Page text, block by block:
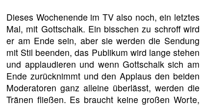
Dieses Wochenende im TV also noch, ein letztes
Mal, mit Gottschalk. Ein bisschen zu schroff wird
er am Ende sein, aber sie werden die Sendung
mit Stil beenden, das Publikum wird lange stehen
und applaudieren und wenn Gottschalk sich am
Ende zurücknimmt und den Applaus den beiden
Moderatoren ganz alleine überlässt, werden die
Tränen fließen. Es braucht keine großen Worte,